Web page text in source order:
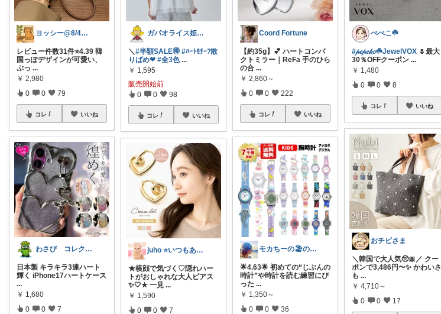
ヨッシー@8/4経由購入感謝！
レビュー件数31件⭐️4.39 韓
国っぽデザインが可愛い、
ぷっ ...
￥ 2,980
0 0 79
コレ いいね
わさび コレクションもご利用ください
日本製 キラキラ3連ハート
輝く iPhone17ハートケース
...
￥ 1,680
0 0 7
ガパオライス姫👸🌶️🌶️🌶️
＼#半額SALE🉐 #ﾊｰﾄﾓﾁｰﾌ散
りばめ❤︎ #全3色 ...
￥ 1,595
販売開始前
0 0 98
コレ いいね
juho ⭐いつもありがとうございます
★横顔で気づく♡隠れハー
トがおしゃれな大人ピアス
✨🤍★ 一見 ...
￥ 1,590
0 0 7
Coord Fortune
【約35g】💕 ハートコンパ
クトミラー｜ReFa 手のひら
の合 ...
￥ 2,860～
0 0 222
コレ いいね
モカちーの🏖️のんびりライフ🐈✨
🌟4.63🌟 初めての“じぶんの
時計”や時計を読む練習にぴ
った ...
￥ 1,350～
0 0 36
ぺぺこ☘️
#𝓅𝑒𝓅𝑒𝓀𝑜☘️JewelVOX 🌷最大
30％OFFクーポン ...
￥ 1,480
0 0 8
コレ いいね
おチビさま
＼韓国で大人気🥺🎀／ クー
ポンで3,486円〜✨ かわいさ
も ...
￥ 4,710～
0 0 17